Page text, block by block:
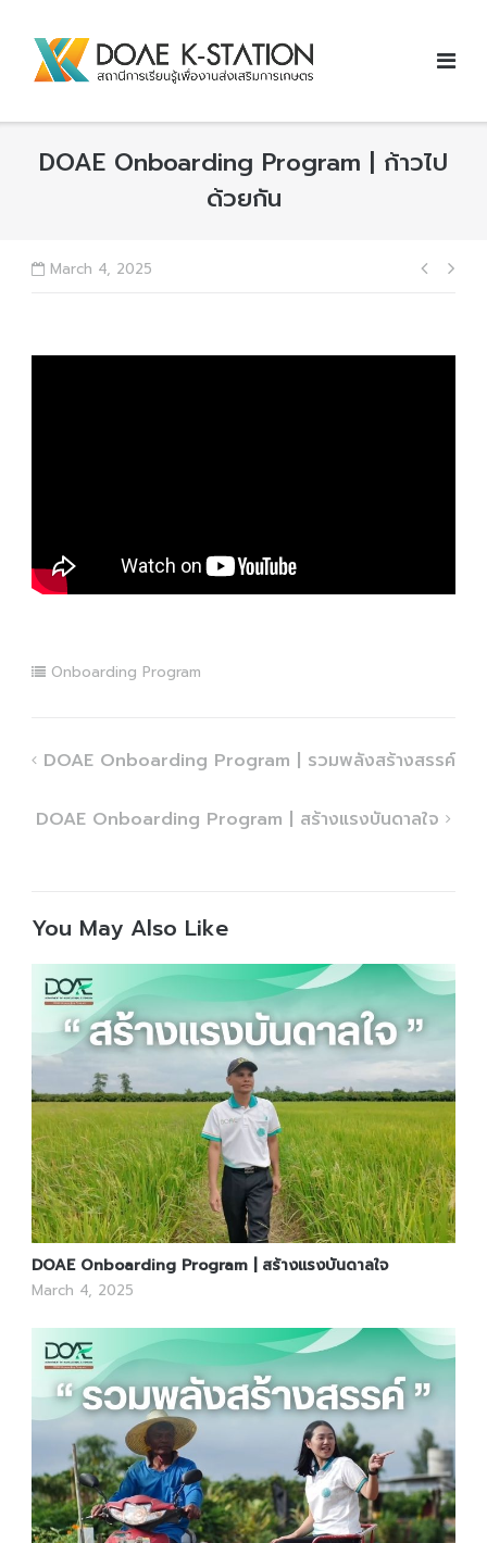
content
DOAE Onboarding Program | ก้าวไป
ด้วยกัน
March 4, 2025
Post
Onboarding Program
Post
DOAE Onboarding Program | รวมพลังสร้างสรรค์
DOAE Onboarding Program | สร้างแรงบันดาลใจ
You May Also Like
DOAE Onboarding Program | สร้างแรงบันดาลใจ
March 4, 2025